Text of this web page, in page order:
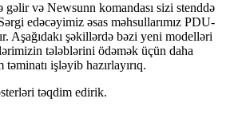
və Newsunn komandası sizi stenddə
edəcəyimiz əsas məhsullarımız PDU-
Aşağıdakı şəkillərdə bəzi yeni modelləri
tələblərini ödəmək üçün daha
işləyib hazırlayırıq.
təqdim edirik.